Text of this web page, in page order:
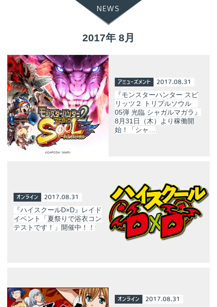
NEWS
2017年 8月
アミューズメント 2017.08.31
『モンスターハンター スピ
リッツ２ トリプルソウル
05弾 光臨 シャガルマガラ』
8月31日（木）より稼働開
始！「シャ…
オンライン 2017.08.31
『ハイスクールD×D』レイド
イベント「夏祭りで浴衣コン
テストです！」開催中！！
オンライン 2017.08.31